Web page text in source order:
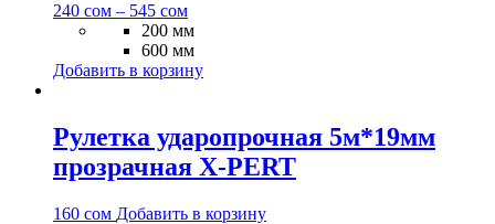
240 сом – 545 сом
200 мм
600 мм
Добавить в корзину
Рулетка ударопрочная 5м*19мм
прозрачная X-PERT
160 сом Добавить в корзину